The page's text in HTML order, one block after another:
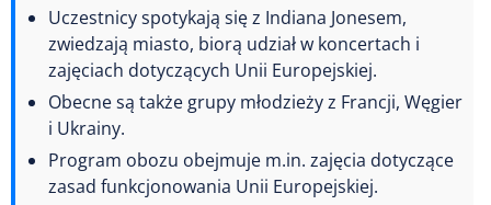
Uczestnicy spotykają się z Indiana Jonesem,
zwiedzają miasto, biorą udział w koncertach i
zajęciach dotyczących Unii Europejskiej.
Obecne są także grupy młodzieży z Francji, Węgier
i Ukrainy.
Program obozu obejmuje m.in. zajęcia dotyczące
zasad funkcjonowania Unii Europejskiej.